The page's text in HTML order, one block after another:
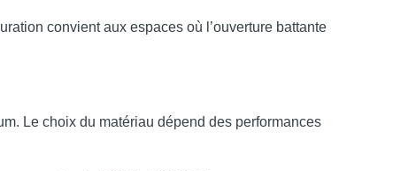
convient aux espaces où l’ouverture battante
Le choix du matériau dépend des performances